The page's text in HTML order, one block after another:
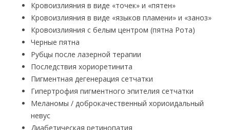
Кровоизлияния в виде «точек» и «пятен»
Кровоизлияния в виде «языков пламени» и «заноз»
Кровоизлияния с белым центром (пятна Рота)
Черные пятна
Рубцы после лазерной терапии
Последствия хориоретинита
Пигментная дегенерация сетчатки
Гипертрофия пигментного эпителия сетчатки
Меланомы / доброкачественный хориоидальный
невус
Диабетическая ретинопатия